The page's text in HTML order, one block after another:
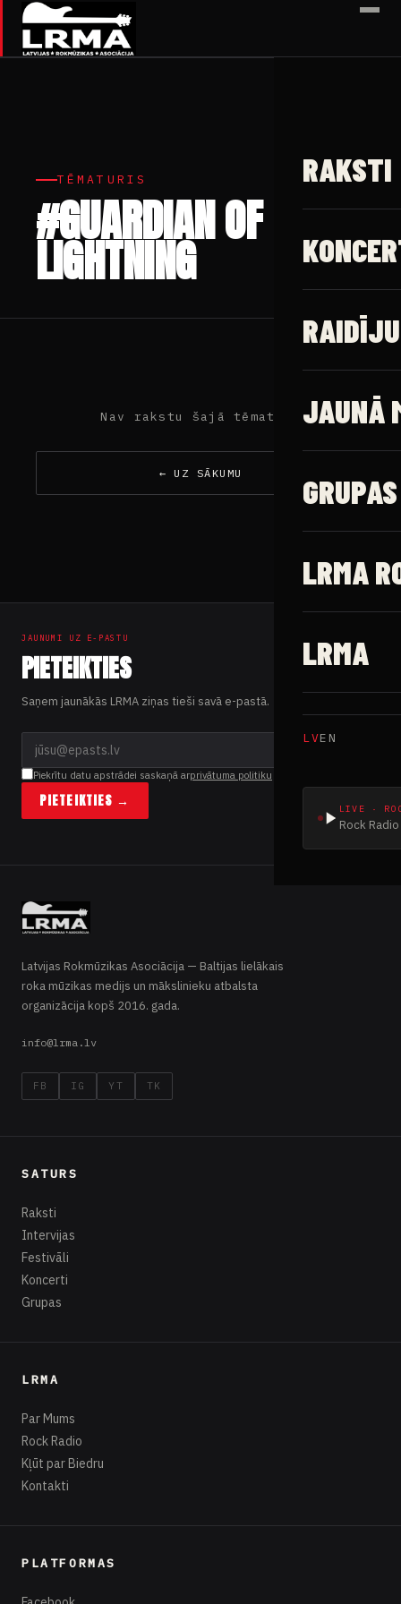
✕
RAKSTI
JAUNĀ
GRUPAS
LRMA
LRMA
LVEN
LIVE ·
Rock
TĒMATURIS
#GUARDIAN OF
LIGHTNING
Nav rakstu šajā tēmaturī
← UZ SĀKUMU
JAUNUMI UZ E-PASTU
PIETEIKTIES
Saņem jaunākās LRMA ziņas tieši savā e-pastā.
Piekrītu datu apstrādei saskaņā arprivātuma politiku
PIETEIKTIES →
Latvijas Rokmūzikas Asociācija — Baltijas lielākais
roka mūzikas medijs un mākslinieku atbalsta
organizācija kopš 2016. gada.
info@lrma.lv
FB IG YT TK
SATURS
Raksti
Intervijas
Festivāli
Koncerti
Grupas
LRMA
Par Mums
Rock Radio
Kļūt par Biedru
Kontakti
PLATFORMAS